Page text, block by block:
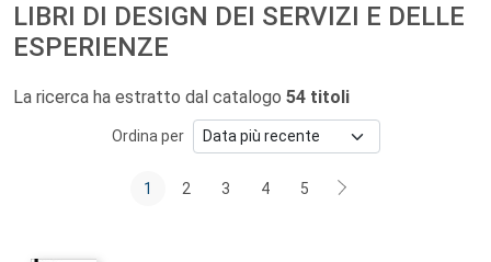
LIBRI DI DESIGN DEI SERVIZI E DELLE
ESPERIENZE
La ricerca ha estratto dal catalogo 54 titoli
Ordina per
1 2 3 4 5